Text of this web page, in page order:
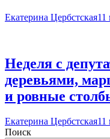
Екатерина Цербстская11
Неделя с
деревьями,
и ровные
Екатерина Цербстская11
Поиск